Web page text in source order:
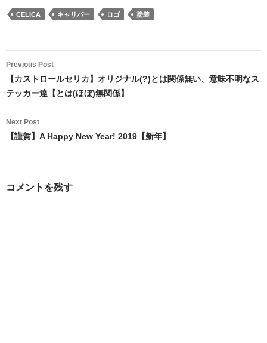
CELICA キャリパー ロゴ 塗装
Post
navigation
Previous Post
【カストロールセリカ】オリジナル(?)とは関係無い、意味不明なス
テッカー達【とは(ほぼ)無関係】
Next Post
【謹賀】A Happy New Year! 2019【新年】
コメントを残す